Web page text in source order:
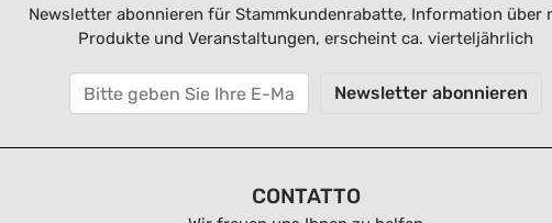
Newsletter abonnieren für Stammkundenrabatte, Information über
Produkte und Veranstaltungen, erscheint ca. vierteljährlich
Newsletter abonnieren
CONTATTO